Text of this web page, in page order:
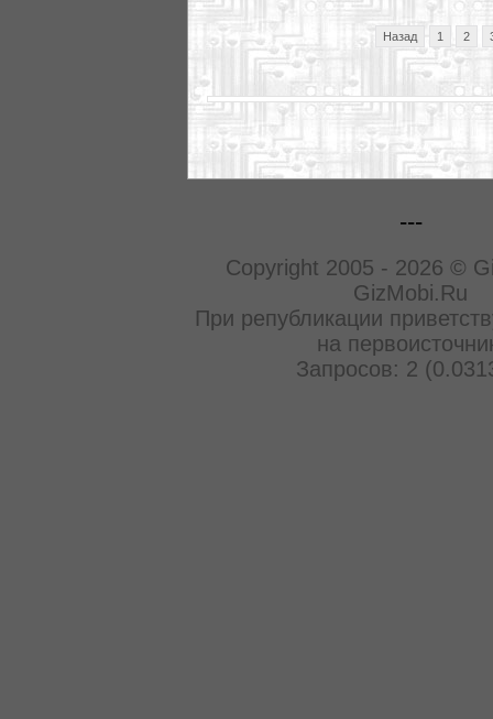
Назад 1 2
---
Copyright 2005 - 2026 ©
GizMobi.Ru
При републикации
на
Запросов: 2